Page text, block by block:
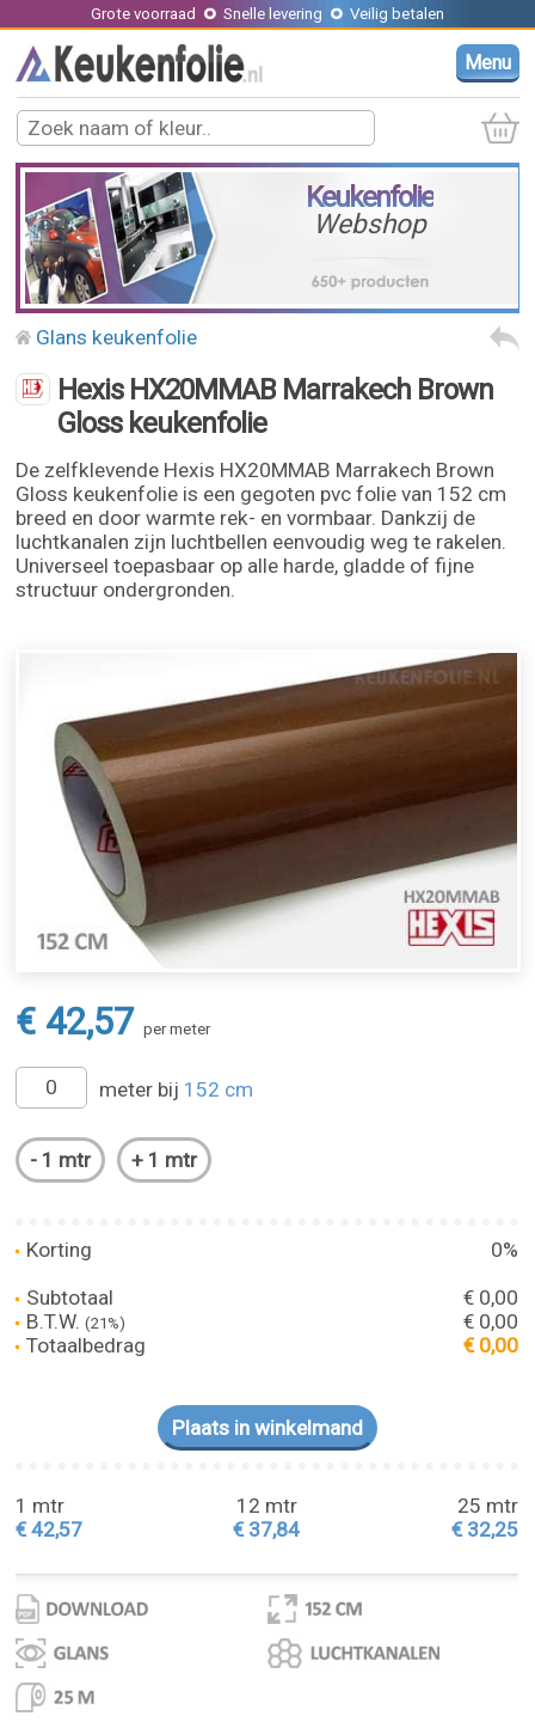
Grote voorraad Snelle levering Veilig betalen
Menu
Keukenfolie
Webshop
Glans keukenfolie
Hexis HX20MMAB Marrakech Brown
Gloss keukenfolie
De zelfklevende Hexis HX20MMAB Marrakech Brown
Gloss keukenfolie is een gegoten pvc folie van 152 cm
breed en door warmte rek- en vormbaar. Dankzij de
luchtkanalen zijn luchtbellen eenvoudig weg te rakelen.
Universeel toepasbaar op alle harde, gladde of fijne
structuur ondergronden.
€ 42,57 per meter
meter bij 152 cm
Korting
0%
Subtotaal
€ 0,00
B.T.W.(21%)
€ 0,00
Totaalbedrag
€ 0,00
1 mtr
€ 42,57
12 mtr
€ 37,84
25 mtr
€ 32,25